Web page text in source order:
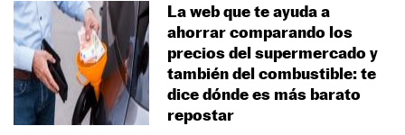
La web que te ayuda a
ahorrar comparando los
precios del supermercado y
también del combustible: te
dice dónde es más barato
repostar